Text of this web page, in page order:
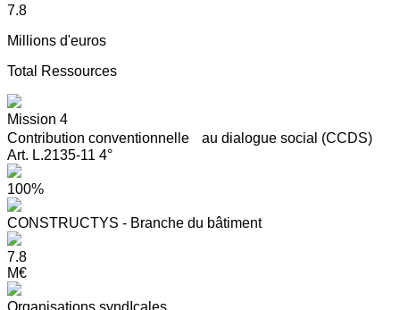
7.8
Millions d'euros
Total Ressources
Mission 4
Contribution conventionnelle au dialogue social (CCDS)
Art. L.2135-11 4°
100%
CONSTRUCTYS - Branche du bâtiment
7.8
M€